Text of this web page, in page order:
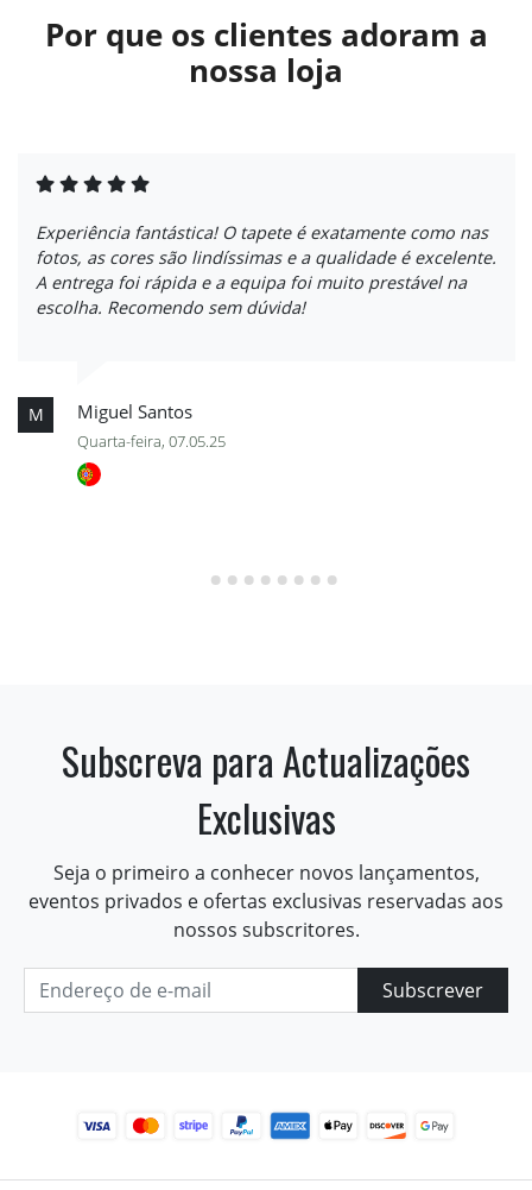
Por que os clientes adoram a
nossa loja
Experiência fantástica! O tapete é exatamente como nas
fotos, as cores são lindíssimas e a qualidade é excelente.
A entrega foi rápida e a equipa foi muito prestável na
escolha. Recomendo sem dúvida!
M Miguel Santos
Quarta-feira, 07.05.25
Subscreva para Actualizações
Exclusivas
Seja o primeiro a conhecer novos lançamentos,
eventos privados e ofertas exclusivas reservadas aos
nossos subscritores.
Subscrever